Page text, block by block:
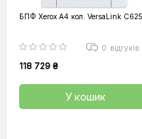
БПФ Xerox А4 кол. VersaLink C625
0 відгуків
118 729 ₴
У кошик